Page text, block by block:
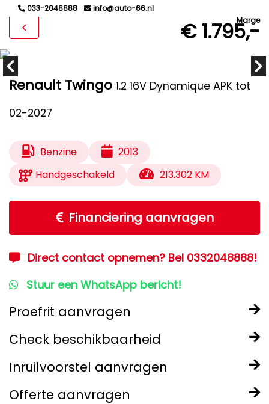
033-2048888
info@auto-66.nl
Marge
€ 1.795,-
Renault Twingo 1.2 16V Dynamique APK tot
02-2027
Benzine
2013
Handgeschakeld
213.302 KM
Financiering aanvragen
Direct contact opnemen? Bel 0332048888!
Stuur een WhatsApp bericht!
Proefrit aanvragen
Check beschikbaarheid
Inruilvoorstel aanvragen
Offerte aanvragen